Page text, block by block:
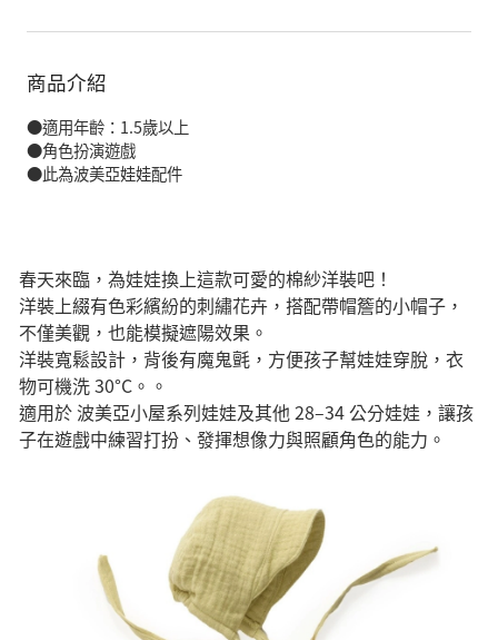
商品介紹
●適用年齡：1.5歲以上
●角色扮演遊戲
●此為波美亞娃娃配件
春天來臨，為娃娃換上這款可愛的棉紗洋裝吧！
洋裝上綴有色彩繽紛的刺繡花卉，搭配帶帽簷的小帽子，
不僅美觀，也能模擬遮陽效果。
洋裝寬鬆設計，背後有魔鬼氈，方便孩子幫娃娃穿脫，衣
物可機洗 30°C。。
適用於 波美亞小屋系列娃娃及其他 28–34 公分娃娃，讓孩
子在遊戲中練習打扮、發揮想像力與照顧角色的能力。